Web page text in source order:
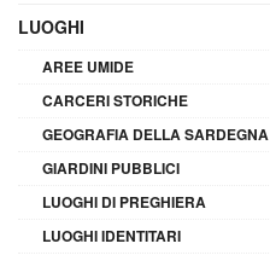
LUOGHI
AREE UMIDE
CARCERI STORICHE
GEOGRAFIA DELLA SARDEGNA
GIARDINI PUBBLICI
LUOGHI DI PREGHIERA
LUOGHI IDENTITARI